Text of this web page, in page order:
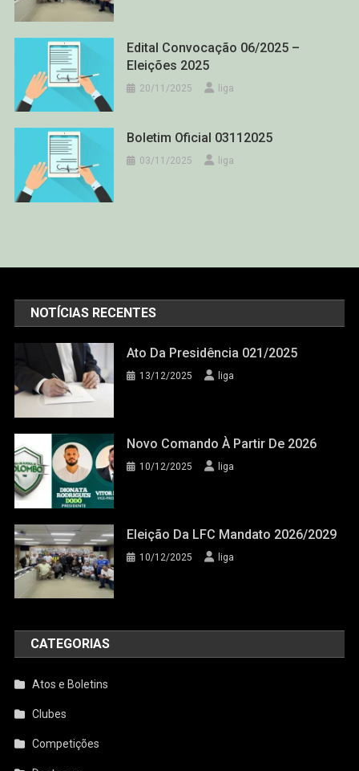
Edital Convocação 06/2025 –
Eleições 2025
20/11/2025 liga
Boletim Oficial 03112025
03/11/2025 liga
NOTÍCIAS RECENTES
Ato Da Presidência 021/2025
13/12/2025 liga
Novo Comando À Partir De 2026
10/12/2025 liga
Eleição Da LFC Mandato 2026/2029
10/12/2025 liga
CATEGORIAS
Atos e Boletins
Clubes
Competições